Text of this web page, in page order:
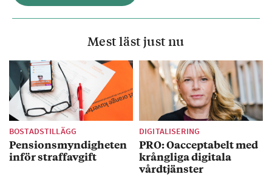
Mest läst just nu
BOSTADSTILLÄGG
Pensionsmyndigheten
inför straffavgift
DIGITALISERING
PRO: Oacceptabelt med
krångliga digitala
vårdtjänster